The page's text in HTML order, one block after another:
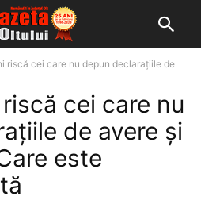
riscă cei care nu depun declaraţiile de
cei care nu
de avere şi
este